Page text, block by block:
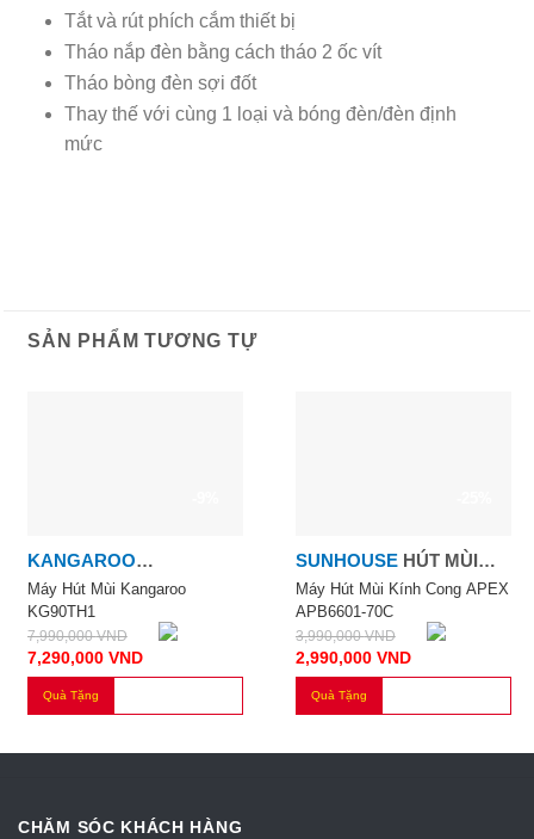
Tắt và rút phích cắm thiết bị
Tháo nắp đèn bằng cách tháo 2 ốc vít
Tháo bòng đèn sợi đốt
Thay thế với cùng 1 loại và bóng đèn/đèn định
mức
SẢN PHẨM TƯƠNG TỰ
KANGAROO
KANGAROO
Máy Hút Mùi Kangaroo
KG90TH1
7,990,000VND
7,290,000 VND
Quà Tặng
SUNHOUSE HÚT MÙI
KÍNH CONG
Máy Hút Mùi Kính Cong APEX
APB6601-70C
3,990,000VND
2,990,000 VND
Quà Tặng
CHĂM SÓC KHÁCH HÀNG